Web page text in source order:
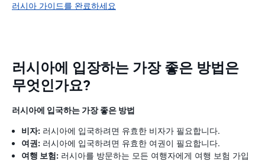
러시아 가이드를 완료하세요
러시아에 입장하는 가장 좋은 방법은
무엇인가요?
러시아에 입국하는 가장 좋은 방법
비자: 러시아에 입국하려면 유효한 비자가 필요합니다.
여권: 러시아에 입국하려면 유효한 여권이 필요합니다.
여행 보험: 러시아를 방문하는 모든 여행자에게 여행 보험 가입